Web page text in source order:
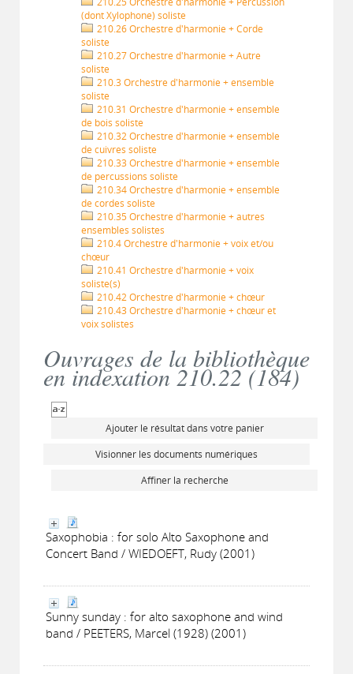
(dont Xylophone) soliste
210.26 Orchestre d'harmonie + Corde
soliste
210.27 Orchestre d'harmonie + Autre
soliste
210.3 Orchestre d'harmonie + ensemble
soliste
210.31 Orchestre d'harmonie + ensemble
de bois soliste
210.32 Orchestre d'harmonie + ensemble
de cuivres soliste
210.33 Orchestre d'harmonie + ensemble
de percussions soliste
210.34 Orchestre d'harmonie + ensemble
de cordes soliste
210.35 Orchestre d'harmonie + autres
ensembles solistes
210.4 Orchestre d'harmonie + voix et/ou
chœur
210.41 Orchestre d'harmonie + voix
soliste(s)
210.42 Orchestre d'harmonie + chœur
210.43 Orchestre d'harmonie + chœur et
voix solistes
Ouvrages de la bibliothèque
en indexation 210.22 (184)
Ajouter le résultat dans votre panier
Visionner les documents numériques
Affiner la recherche
Saxophobia : for solo Alto Saxophone and
Concert Band / WIEDOEFT, Rudy (2001)
Sunny sunday : for alto saxophone and wind
band / PEETERS, Marcel (1928) (2001)